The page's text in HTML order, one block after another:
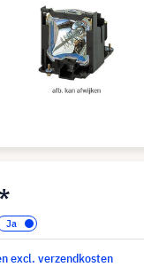
excl. verzendkosten